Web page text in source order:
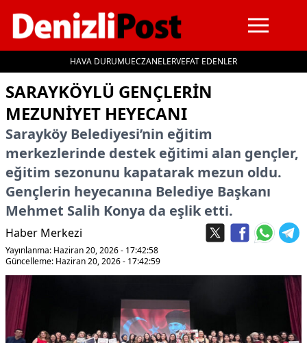
HAVA DURUMUECZANELERVEFAT EDENLER
SARAYKÖYLÜ GENÇLERIN
MEZUNIYET HEYECANI
Sarayköy Belediyesi’nin eğitim
merkezlerinde destek eğitimi alan gençler,
eğitim sezonunu kapatarak mezun oldu.
Gençlerin heyecanına Belediye Başkanı
Mehmet Salih Konya da eşlik etti.
Haber Merkezi
Yayınlanma: Haziran 20, 2026 - 17:42:58
Güncelleme: Haziran 20, 2026 - 17:42:59